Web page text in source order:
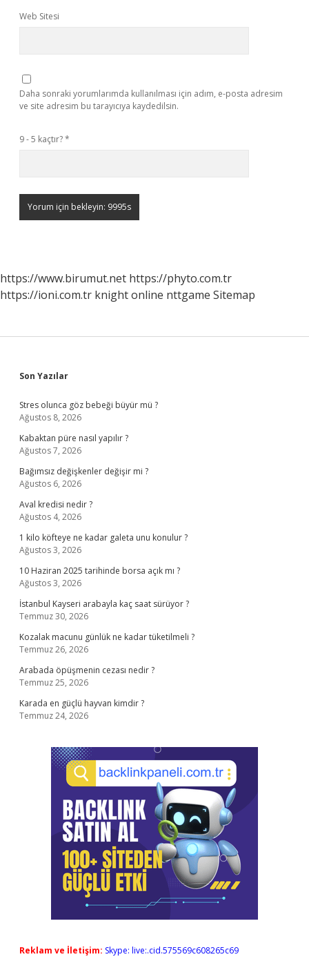
Web Sitesi
Daha sonraki yorumlarımda kullanılması için adım, e-posta adresim
ve site adresim bu tarayıcıya kaydedilsin.
9 - 5 kaçtır?*
https://www.birumut.net https://phyto.com.tr
https://ioni.com.tr knight online nttgame Sitemap
Sidebar
Son Yazılar
Stres olunca göz bebeği büyür mü ?
Ağustos 8, 2026
Kabaktan püre nasıl yapılır ?
Ağustos 7, 2026
Bağımsız değişkenler değişir mi ?
Ağustos 6, 2026
Aval kredisi nedir ?
Ağustos 4, 2026
1 kilo köfteye ne kadar galeta unu konulur ?
Ağustos 3, 2026
10 Haziran 2025 tarihinde borsa açık mı ?
Ağustos 3, 2026
İstanbul Kayseri arabayla kaç saat sürüyor ?
Temmuz 30, 2026
Kozalak macunu günlük ne kadar tüketilmeli ?
Temmuz 26, 2026
Arabada öpüşmenin cezası nedir ?
Temmuz 25, 2026
Karada en güçlü hayvan kimdir ?
Temmuz 24, 2026
Reklam ve İletişim: Skype: live:.cid.575569c608265c69